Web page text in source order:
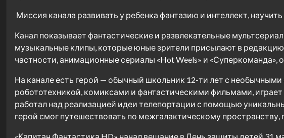
Миссия канала развивать у ребенка фантазию и интеллект,
Канал показывает фантастические и развлекательные
музыкальные клипы, которые юные зрители присылают в
частности, анимационные сериалы «Hot Weels» и
На канале есть герой — обычный школьник 12-ти лет с
робототехникой, комиксами и фантастическими фильмами,
работал над реализацией идеи телепортации с помощью
герой смог путешествовать по межгалактическому